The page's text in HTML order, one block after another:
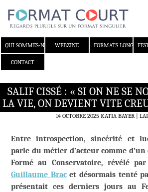
QUI SOMMES-NOUS ?WEBZINE FORMATS LONGS
CONTACT
SALIF CISSÉ : « SI ON NE SE
LA VIE, ON DEVIENT VITE
14 OCTOBRE 2025 KATIA BAYER
Entre introspection, sincérité et
parle du métier d’acteur comme
Formé au Conservatoire, révélé
Guillaume Bracet désormais tenté
présentait ces derniers jours au